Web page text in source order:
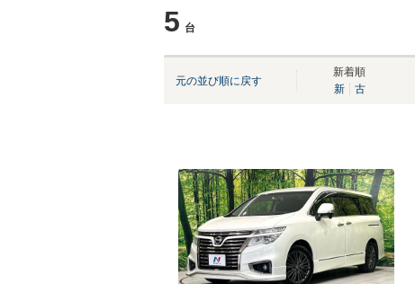
5 台
元の並び順に戻す
新着順
新
古